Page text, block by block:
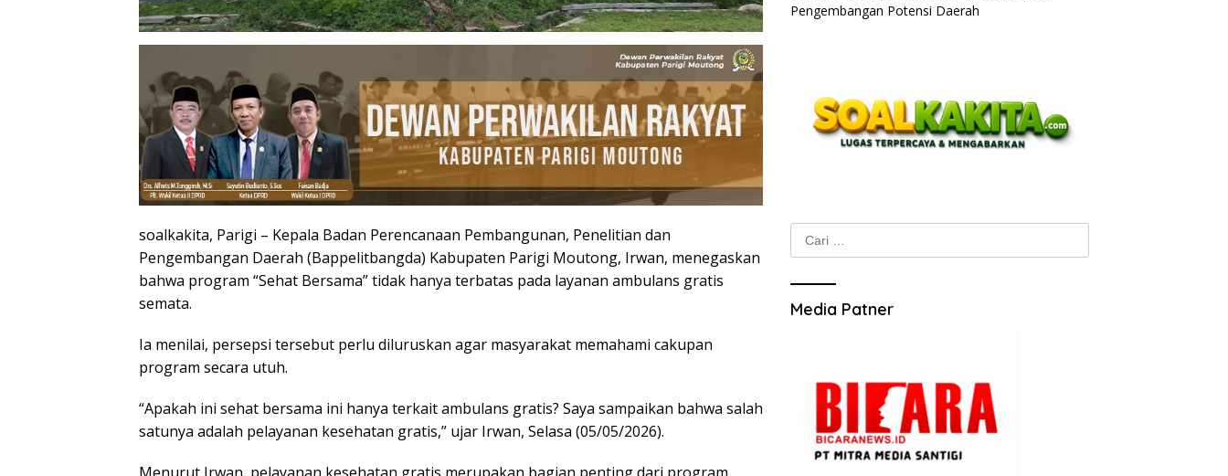
soalkakita, Parigi – Kepala Badan Perencanaan Pembangunan, Penelitian dan
Pengembangan Daerah (Bappelitbangda) Kabupaten Parigi Moutong, Irwan, menegaskan
bahwa program “Sehat Bersama” tidak hanya terbatas pada layanan ambulans gratis
semata.
Ia menilai, persepsi tersebut perlu diluruskan agar masyarakat memahami cakupan
program secara utuh.
“Apakah ini sehat bersama ini hanya terkait ambulans gratis? Saya sampaikan bahwa salah
satunya adalah pelayanan kesehatan gratis,” ujar Irwan, Selasa (05/05/2026).
Pengembangan Potensi Daerah
Cari
untuk:
Media Patner